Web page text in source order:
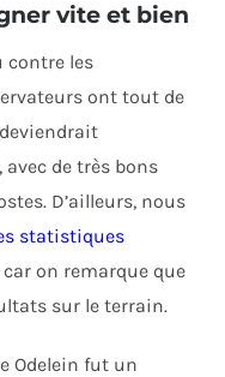
vite et bien
contre les
ont tout de
de très bons
D’ailleurs, nous
statistiques
on remarque que
sur le terrain.
Odelein fut un